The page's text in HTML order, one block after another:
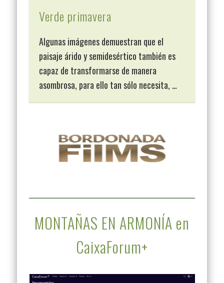
Verde primavera
Algunas imágenes demuestran que el
paisaje árido y semidesértico también es
capaz de transformarse de manera
asombrosa, para ello tan sólo necesita, …
MONTAÑAS EN ARMONÍA en
CaixaForum+